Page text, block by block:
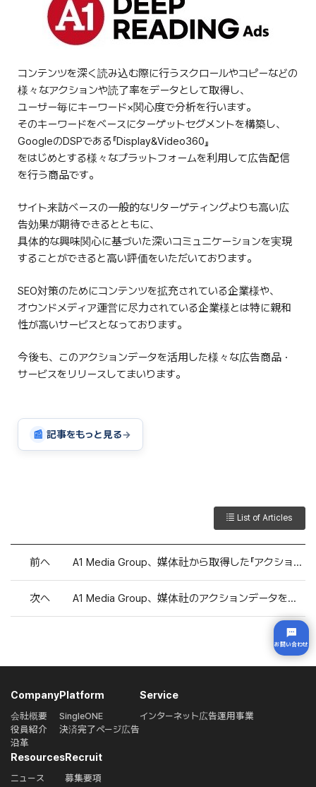
コンテンツを深く読み込む際に行うスクロールやコピーなどの
様々なアクションや読了率をデータとして取得し、
ユーザー毎にキーワード×関心度で分析を行います。
そのキーワードをベースにターゲットセグメントを構築し、
GoogleのDSPである『Display&Video360』
をはじめとする様々なプラットフォームを利用して広告配信
を行う商品です。
サイト来訪ベースの一般的なリターゲティングよりも高い広
告効果が期待できるとともに、
具体的な興味関心に基づいた深いコミュニケーションを実現
することができると高い評価をいただいております。
SEO対策のためにコンテンツを拡充されている企業様や、
オウンドメディア運営に尽力されている企業様とは特に親和
性が高いサービスとなっております。
今後も、このアクションデータを活用した様々な広告商品・
サービスをリリースしてまいります。
📰 記事をもっと見る→
List of Articles
前へ A1 Media Group、媒体社から取得した『アクションデータ』の分析結果を発表
次へ A1 Media Group、媒体社のアクションデータを活用した広告商品『Brand Boost X（BBX）』の導入メディア数が50メディアを突破
お問い合わせ
Company
会社概要
役員紹介
沿革
Platform
SingleONE
決済完了ページ広告
Service
インターネット広告運用事業
Resources
ニュース
Recruit
募集要項